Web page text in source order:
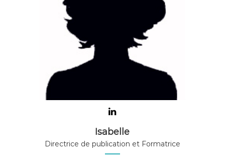
Isabelle
Directrice de publication et Formatrice